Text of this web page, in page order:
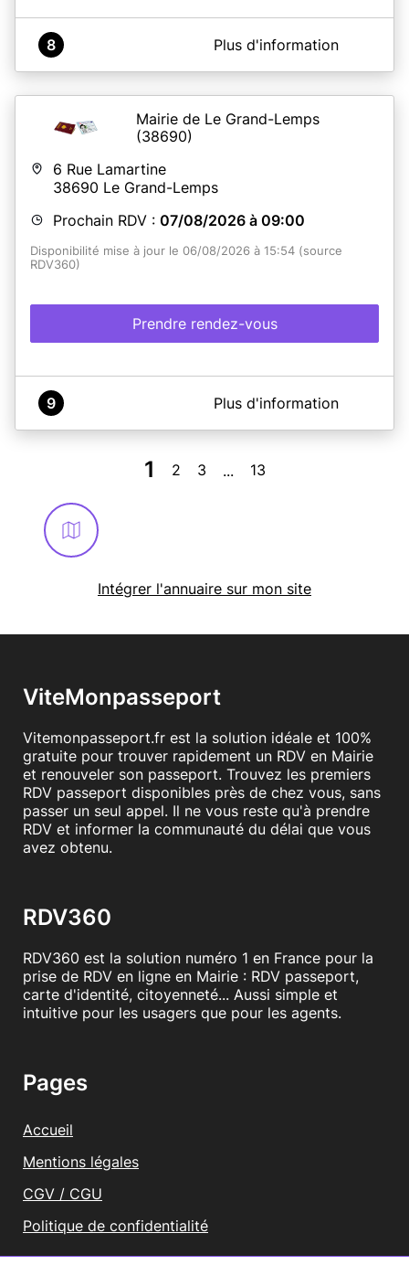
A propos de VILLE DE SAINTE-FOY-LES-LYON
d'identité ou de passeports biométrique.
Plus de renseignement sur www.saintefoyleslyon.fr
En savoir plus
8 Plus d'information
Mairie de Le Grand-Lemps
(38690)
6 Rue Lamartine
38690 Le Grand-Lemps
Prochain RDV : 07/08/2026 à 09:00
Disponibilité mise à jour le 06/08/2026 à 15:54 (source
RDV360)
Prendre rendez-vous
A propos de Service CNI-Passeport de la Mairie de Le
Grand-Lemps
9 Plus d'information
1 2 3 ... 13
Intégrer l'annuaire sur mon site
ViteMonpasseport
Vitemonpasseport.fr est la solution idéale et 100%
gratuite pour trouver rapidement un RDV en Mairie
et renouveler son passeport. Trouvez les premiers
RDV passeport disponibles près de chez vous, sans
passer un seul appel. Il ne vous reste qu'à prendre
RDV et informer la communauté du délai que vous
avez obtenu.
RDV360
RDV360 est la solution numéro 1 en France pour la
prise de RDV en ligne en Mairie : RDV passeport,
carte d'identité, citoyenneté... Aussi simple et
intuitive pour les usagers que pour les agents.
Pages
Accueil
Mentions légales
CGV / CGU
Politique de confidentialité